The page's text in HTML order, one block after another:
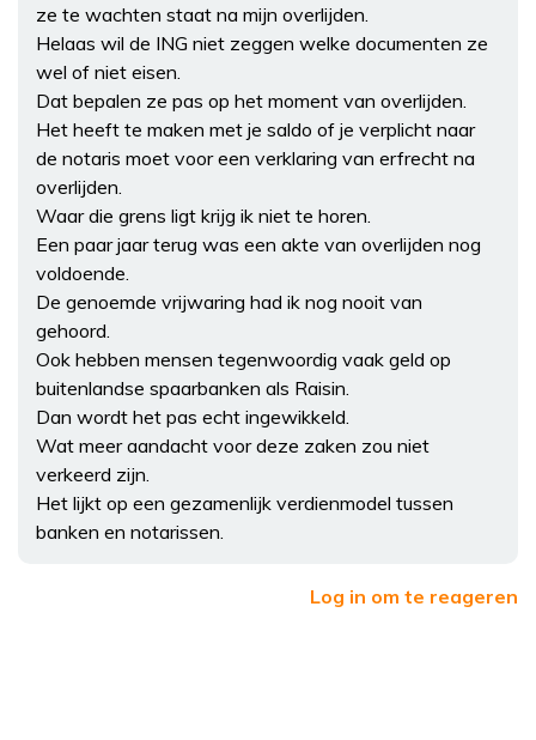
ze te wachten staat na mijn overlijden.
Helaas wil de ING niet zeggen welke documenten ze
wel of niet eisen.
Dat bepalen ze pas op het moment van overlijden.
Het heeft te maken met je saldo of je verplicht naar
de notaris moet voor een verklaring van erfrecht na
overlijden.
Waar die grens ligt krijg ik niet te horen.
Een paar jaar terug was een akte van overlijden nog
voldoende.
De genoemde vrijwaring had ik nog nooit van
gehoord.
Ook hebben mensen tegenwoordig vaak geld op
buitenlandse spaarbanken als Raisin.
Dan wordt het pas echt ingewikkeld.
Wat meer aandacht voor deze zaken zou niet
verkeerd zijn.
Het lijkt op een gezamenlijk verdienmodel tussen
banken en notarissen.
Log in om te reageren